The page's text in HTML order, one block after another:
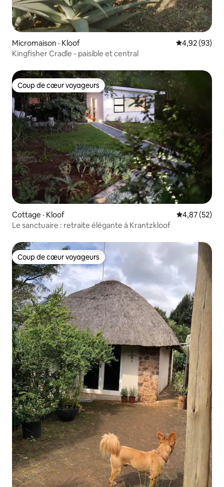
Micromaison · Kloof Note
4,92 (93)
Kingfisher Cradle - paisible et central
Coup de cœur voyageurs
Coup de cœur voyageurs
Cottage · Kloof Note
4,87 (52)
Le sanctuaire : retraite élégante à Krantzkloof
Coup de cœur voyageurs
Coup de cœur voyageurs